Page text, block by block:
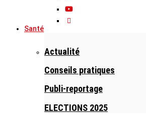
Santé
Actualité
Conseils pratiques
Publi-reportage
ELECTIONS 2025